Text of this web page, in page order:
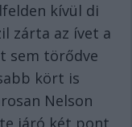
kívül di
zárta az ívet a
sem törődve
kört is
Nelson